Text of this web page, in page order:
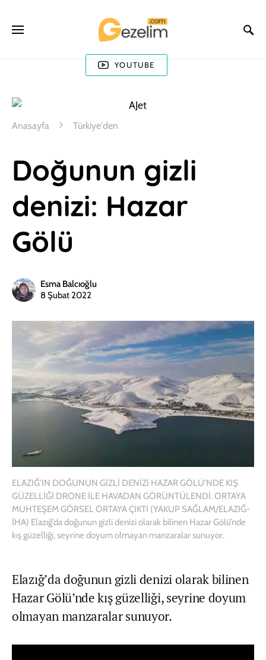
YOUTUBE
Anasayfa Türkiye'den
ELAZIĞ’IN DOĞUNUN GİZLİ DENİZİ HAZAR GÖLÜ’NDE KIŞ
GÜZELLİĞİ DRONE İLE HAVADAN GÖRÜNTÜLENDİ. ORTAYA
MUHTEŞEM GÖRSEL ORTAYA ÇIKTI (YAKUP SAĞLAM/ELAZIĞ-
İHA) Elazığ’da doğunun gizli denizi olarak bilinen Hazar Gölü’nde
kış güzelliği, seyrine doyum olmayan manzaralar sunuyor.
Doğunun gizli
denizi: Hazar
Gölü
Esma Balcıoğlu
8 Şubat 2022
Elazığ’da doğunun gizli denizi olarak bilinen
Hazar Gölü’nde kış güzelliği, seyrine doyum
olmayan manzaralar sunuyor.